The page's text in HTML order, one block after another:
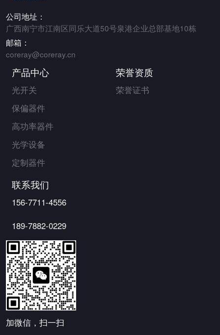
公司地址：
广西南宁市江南区同乐大道50号泉港企业总部基地10栋
邮箱：
coreray@coreray.cn
产品中心
光开关
保偏器件
高功率器件
光学设备
定制器件
荣誉资质
荣誉证书
联系我们
156-7711-4556
189-7882-0229
加微信，扫一扫